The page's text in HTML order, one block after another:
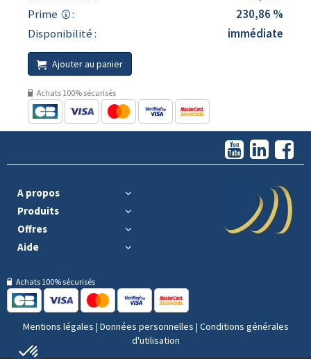
Prime
:
230,86 %
Disponibilité :
immédiate
Ajouter au panier
Achats 100% sécurisés
A propos
Produits
Offres
Aide
Achats 100% sécurisés
Mentions légales | Données personnelles | Conditions générales
d'utilisation